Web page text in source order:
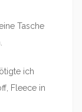
Tasche
ich
Fleece in